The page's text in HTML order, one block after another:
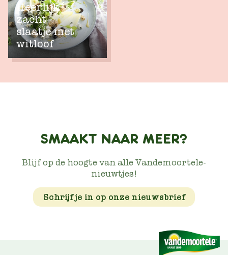
Heerlijk
zacht
slaatje met
witloof
SMAAKT NAAR MEER?
Blijf op de hoogte van alle Vandemoortele-
nieuwtjes!
Schrijf je in op onze nieuwsbrief